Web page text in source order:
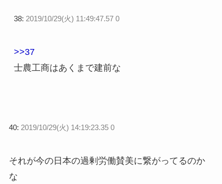
38: 2019/10/29(火) 11:49:47.57 0
>>37
士農工商はあくまで建前な
40: 2019/10/29(火) 14:19:23.35 0
それが今の日本の過剰労働賛美に繋がってるのか
な